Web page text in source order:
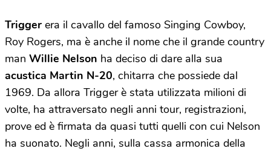
Trigger era il cavallo del famoso Singing Cowboy,
Roy Rogers, ma è anche il nome che il grande country
man Willie Nelson ha deciso di dare alla sua
acustica Martin N-20, chitarra che possiede dal
1969. Da allora Trigger è stata utilizzata milioni di
volte, ha attraversato negli anni tour, registrazioni,
prove ed è firmata da quasi tutti quelli con cui Nelson
ha suonato. Negli anni, sulla cassa armonica della